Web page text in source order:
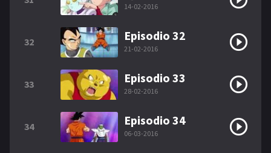
14-02-2016
32 Episodio 32
21-02-2016
33 Episodio 33
28-02-2016
34 Episodio 34
06-03-2016